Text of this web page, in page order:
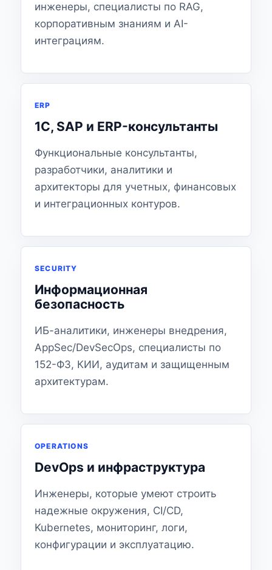
инженеры, специалисты по RAG,
корпоративным знаниям и AI-
интеграциям.
ERP
1С, SAP и ERP-консультанты
Функциональные консультанты,
разработчики, аналитики и
архитекторы для учетных, финансовых
и интеграционных контуров.
SECURITY
Информационная
безопасность
ИБ-аналитики, инженеры внедрения,
AppSec/DevSecOps, специалисты по
152-ФЗ, КИИ, аудитам и защищенным
архитектурам.
OPERATIONS
DevOps и инфраструктура
Инженеры, которые умеют строить
надежные окружения, CI/CD,
Kubernetes, мониторинг, логи,
конфигурации и эксплуатацию.